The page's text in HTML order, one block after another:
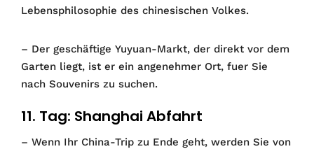
Lebensphilosophie des chinesischen Volkes.
– Der geschäftige Yuyuan-Markt, der direkt vor dem
Garten liegt, ist er ein angenehmer Ort, fuer Sie
nach Souvenirs zu suchen.
11. Tag: Shanghai Abfahrt
– Wenn Ihr China-Trip zu Ende geht, werden Sie von